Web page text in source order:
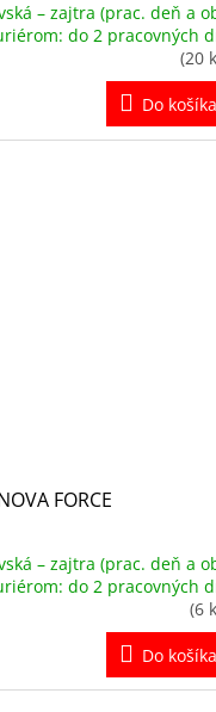
– zajtra (prac. deň a
do 2 pracovných
(20
Do košíka
FORCE
– zajtra (prac. deň a
do 2 pracovných
(6
Do košíka